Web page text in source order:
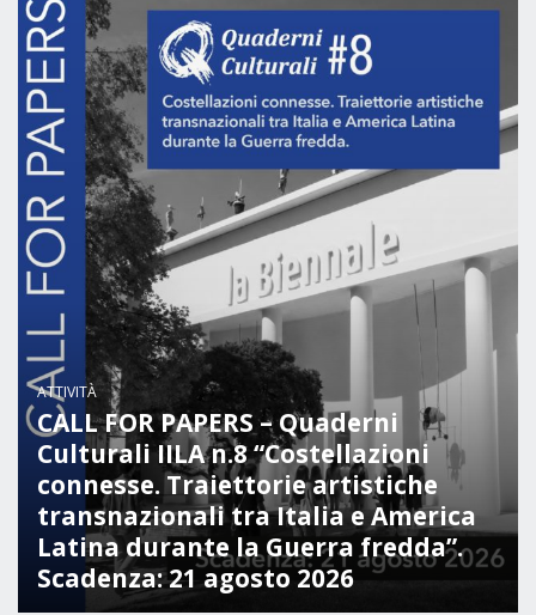
Segreteria Culturale
Segreteria Socio-economica
Segreteria Tecnico scientifica
Forum PMI
Conferenze Italia-America Latina e Caraibi
Rete per la promozione dell’uguaglianza di
genere
Borse di Studio
Partnership
COOPERAZIONE
Patrimonio culturale
Empowerment socio- economico
Giustizia e Sicurezza
ATTIVITÀ
CALL FOR PAPERS – Quaderni
Culturali IILA n.8 “Costellazioni
connesse. Traiettorie artistiche
transnazionali tra Italia e America
Latina durante la Guerra fredda”.
Scadenza: 21 agosto 2026